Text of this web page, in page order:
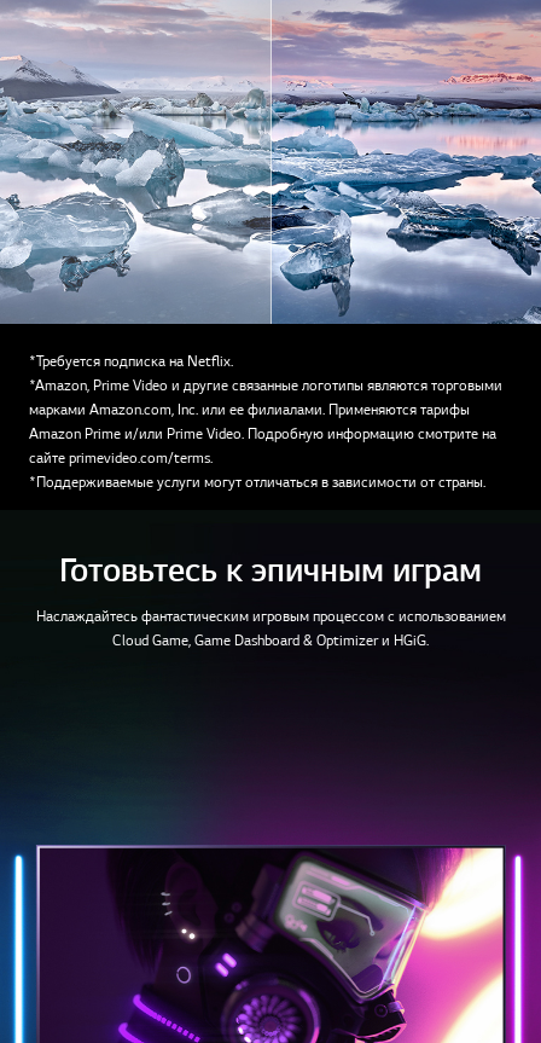
*Требуется подписка на Netflix.
*Amazon, Prime Video и другие связанные логотипы являются торговыми
марками Amazon.com, Inc. или ее филиалами. Применяются тарифы
Amazon Prime и/или Prime Video. Подробную информацию смотрите на
сайте primevideo.com/terms.
*Поддерживаемые услуги могут отличаться в зависимости от страны.
Готовьтесь к эпичным играм
Наслаждайтесь фантастическим игровым процессом с использованием
Cloud Game, Game Dashboard & Optimizer и HGiG.